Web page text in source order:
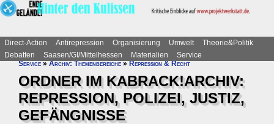
Direct-Action Antirepression Organisierung Umwelt
Theorie&Politik
Debatten
Saasen/GI/Mittelhessen Materialien
Service
Service»Archiv: Themenbereiche»Repression & Recht
ORDNER IM KABRACK!ARCHIV:
REPRESSION, POLIZEI, JUSTIZ,
GEFÄNGNISSE